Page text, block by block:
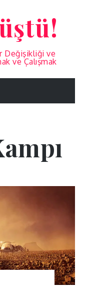
Değişikliği ve
ve Çalışmak